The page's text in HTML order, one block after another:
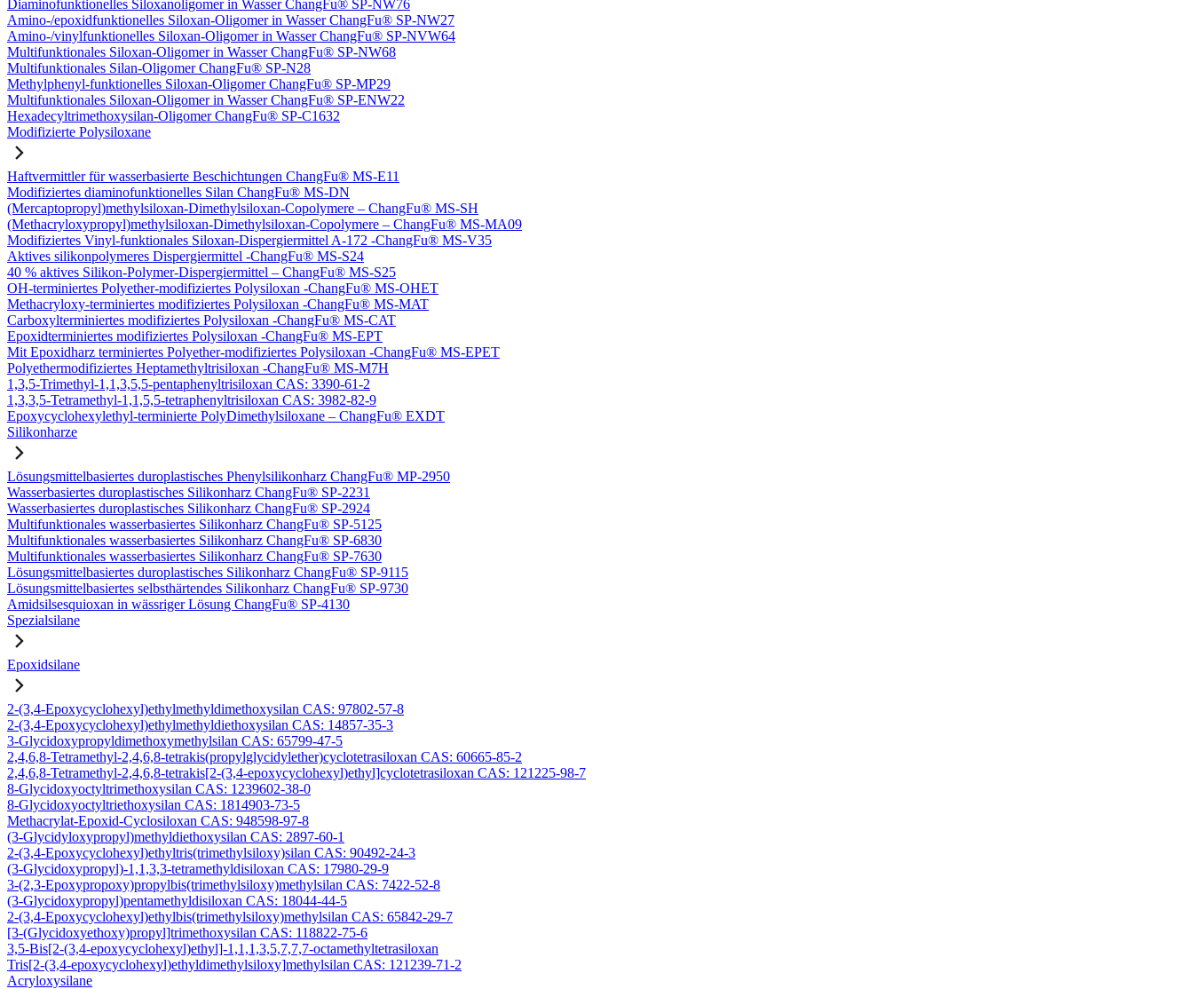
Diaminofunktionelles Siloxanoligomer in Wasser ChangFu® SP-NW76
Amino-/epoxidfunktionelles Siloxan-Oligomer in Wasser ChangFu® SP-NW27
Amino-/vinylfunktionelles Siloxan-Oligomer in Wasser ChangFu® SP-NVW64
Multifunktionales Siloxan-Oligomer in Wasser ChangFu® SP-NW68
Multifunktionales Silan-Oligomer ChangFu® SP-N28
Methylphenyl-funktionelles Siloxan-Oligomer ChangFu® SP-MP29
Multifunktionales Siloxan-Oligomer in Wasser ChangFu® SP-ENW22
Hexadecyltrimethoxysilan-Oligomer ChangFu® SP-C1632
Modifizierte Polysiloxane
Haftvermittler für wasserbasierte Beschichtungen ChangFu® MS-E11
Modifiziertes diaminofunktionelles Silan ChangFu® MS-DN
(Mercaptopropyl)methylsiloxan-Dimethylsiloxan-Copolymere – ChangFu® MS-SH
(Methacryloxypropyl)methylsiloxan-Dimethylsiloxan-Copolymere – ChangFu® MS-MA09
Modifiziertes Vinyl-funktionales Siloxan-Dispergiermittel A-172 -ChangFu® MS-V35
Aktives silikonpolymeres Dispergiermittel -ChangFu® MS-S24
40 % aktives Silikon-Polymer-Dispergiermittel – ChangFu® MS-S25
OH-terminiertes Polyether-modifiziertes Polysiloxan -ChangFu® MS-OHET
Methacryloxy-terminiertes modifiziertes Polysiloxan -ChangFu® MS-MAT
Carboxylterminiertes modifiziertes Polysiloxan -ChangFu® MS-CAT
Epoxidterminiertes modifiziertes Polysiloxan -ChangFu® MS-EPT
Mit Epoxidharz terminiertes Polyether-modifiziertes Polysiloxan -ChangFu® MS-EPET
Polyethermodifiziertes Heptamethyltrisiloxan -ChangFu® MS-M7H
1,3,5-Trimethyl-1,1,3,5,5-pentaphenyltrisiloxan CAS: 3390-61-2
1,3,3,5-Tetramethyl-1,1,5,5-tetraphenyltrisiloxan CAS: 3982-82-9
Epoxycyclohexylethyl-terminierte PolyDimethylsiloxane – ChangFu® EXDT
Silikonharze
Lösungsmittelbasiertes duroplastisches Phenylsilikonharz ChangFu® MP-2950
Wasserbasiertes duroplastisches Silikonharz ChangFu® SP-2231
Wasserbasiertes duroplastisches Silikonharz ChangFu® SP-2924
Multifunktionales wasserbasiertes Silikonharz ChangFu® SP-5125
Multifunktionales wasserbasiertes Silikonharz ChangFu® SP-6830
Multifunktionales wasserbasiertes Silikonharz ChangFu® SP-7630
Lösungsmittelbasiertes duroplastisches Silikonharz ChangFu® SP-9115
Lösungsmittelbasiertes selbsthärtendes Silikonharz ChangFu® SP-9730
Amidsilsesquioxan in wässriger Lösung ChangFu® SP-4130
Spezialsilane
Epoxidsilane
2-(3,4-Epoxycyclohexyl)ethylmethyldimethoxysilan CAS: 97802-57-8
2-(3,4-Epoxycyclohexyl)ethylmethyldiethoxysilan CAS: 14857-35-3
3-Glycidoxypropyldimethoxymethylsilan CAS: 65799-47-5
2,4,6,8-Tetramethyl-2,4,6,8-tetrakis(propylglycidylether)cyclotetrasiloxan CAS: 60665-85-2
2,4,6,8-Tetramethyl-2,4,6,8-tetrakis[2-(3,4-epoxycyclohexyl)ethyl]cyclotetrasiloxan CAS: 121225-98-7
8-Glycidoxyoctyltrimethoxysilan CAS: 1239602-38-0
8-Glycidoxyoctyltriethoxysilan CAS: 1814903-73-5
Methacrylat-Epoxid-Cyclosiloxan CAS: 948598-97-8
(3-Glycidyloxypropyl)methyldiethoxysilan CAS: 2897-60-1
2-(3,4-Epoxycyclohexyl)ethyltris(trimethylsiloxy)silan CAS: 90492-24-3
(3-Glycidoxypropyl)-1,1,3,3-tetramethyldisiloxan CAS: 17980-29-9
3-(2,3-Epoxypropoxy)propylbis(trimethylsiloxy)methylsilan CAS: 7422-52-8
(3-Glycidoxypropyl)pentamethyldisiloxan CAS: 18044-44-5
2-(3,4-Epoxycyclohexyl)ethylbis(trimethylsiloxy)methylsilan CAS: 65842-29-7
[3-(Glycidoxyethoxy)propyl]trimethoxysilan CAS: 118822-75-6
3,5-Bis[2-(3,4-epoxycyclohexyl)ethyl]-1,1,1,3,5,7,7,7-octamethyltetrasiloxan
Tris[2-(3,4-epoxycyclohexyl)ethyldimethylsiloxy]methylsilan CAS: 121239-71-2
Acryloxysilane